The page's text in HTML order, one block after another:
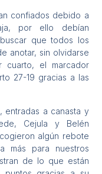
confiados debido a
por ello debían
que todos los
anotar, sin olvidarse
el marcador
27-19 gracias a las
entradas a canasta y
Cejula y Belén
algún rebote
más para nuestros
de lo que están